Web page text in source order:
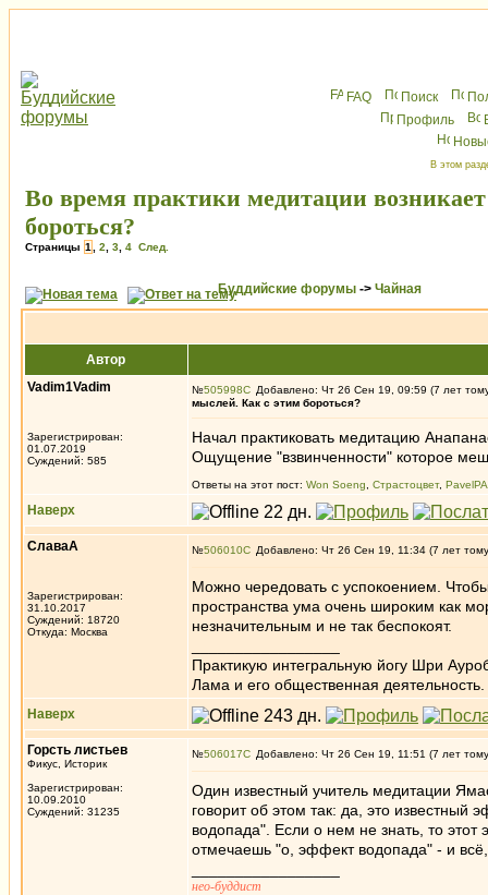
FAQ Поиск
Профиль
В этом
Во время практики медитации
бороться?
Страницы 1 2 3 4 След.
Буддийские форумы -> Чайная
Автор
Vadim1Vadim
Зарегистрирован:
01.07.2019
Суждений: 585
№505998
Добавлено: Чт 26 Сен 19, 09:59 (7 лет
мыслей. Как с этим бороться?
Начал практиковать медитацию
Ощущение "взвинченности" которое
Ответы на этот пост: Won Soeng Страстоцвет,
Наверх
СлаваА
Зарегистрирован:
31.10.2017
Суждений: 18720
Откуда: Москва
№506010 Добавлено: Чт 26 Сен 19, 11:34 (7 лет
Можно чередовать с успокоением.
пространства ума очень широким как
незначительным и не так беспокоят.
Практикую интегральную йогу Шри
Лама и его общественная деятельность.
Наверх
Горсть листьев
Фикус, Историк
Зарегистрирован:
10.09.2010
Суждений: 31235
№506017 Добавлено: Чт 26 Сен 19, 11:51 (7 лет
Один известный учитель медитации
говорит об этом так: да, это
водопада". Если о нем не знать, то
отмечаешь "о, эффект водопада" - и
нео-буддист